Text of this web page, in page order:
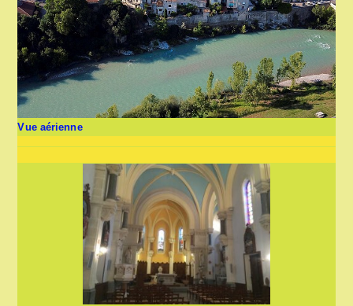
Vue aérienne